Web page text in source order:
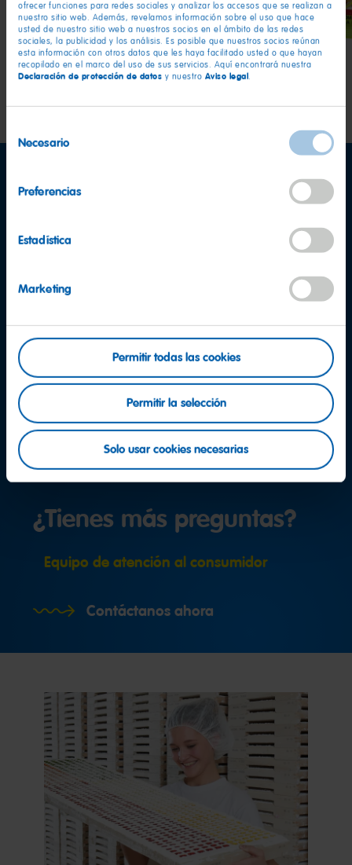
ofrecer funciones para redes sociales y analizar los accesos que se realizan a
nuestro sitio web. Además, revelamos información sobre el uso que hace
usted de nuestro sitio web a nuestros socios en el ámbito de las redes
sociales, la publicidad y los análisis. Es posible que nuestros socios reúnan
esta información con otros datos que les haya facilitado usted o que hayan
recopilado en el marco del uso de sus servicios. Aquí encontrará nuestra
Declaración de protección de datos y nuestro Aviso legal.
deNecesario
Preferencias
Estadística
Marketing
Permitir todas las cookies
Permitir la selección
Solo usar cookies necesarias
¿Tienes más preguntas?
Equipo de atención al consumidor
Contáctanos ahora